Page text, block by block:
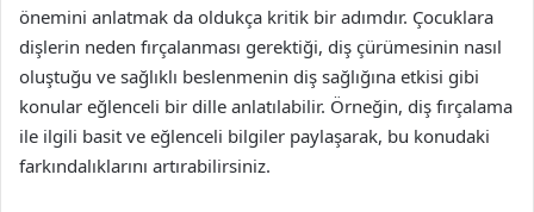
önemini anlatmak da oldukça kritik bir adımdır. Çocuklara
dişlerin neden fırçalanması gerektiği, diş çürümesinin nasıl
oluştuğu ve sağlıklı beslenmenin diş sağlığına etkisi gibi
konular eğlenceli bir dille anlatılabilir. Örneğin, diş fırçalama
ile ilgili basit ve eğlenceli bilgiler paylaşarak, bu konudaki
farkındalıklarını artırabilirsiniz.